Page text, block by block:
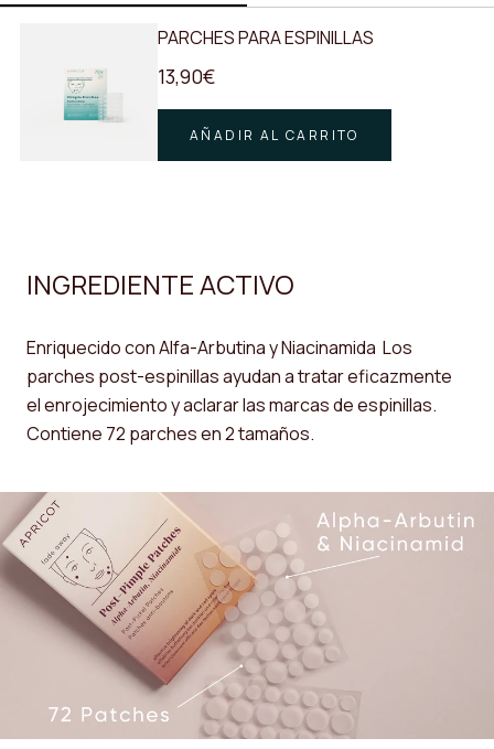
PARCHES PARA ESPINILLAS
13,90€
AÑADIR AL CARRITO
INGREDIENTE ACTIVO
Enriquecido con Alfa-Arbutina y Niacinamida Los
parches post-espinillas ayudan a tratar eficazmente
el enrojecimiento y aclarar las marcas de espinillas.
Contiene 72 parches en 2 tamaños.